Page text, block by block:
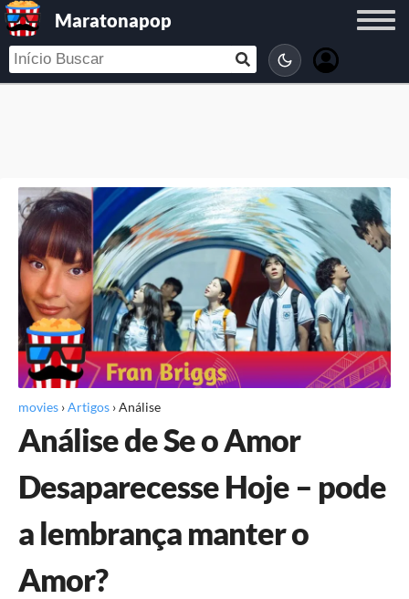
Maratonapop
movies ›Artigos ›Análise
Análise de Se o Amor
Desaparecesse Hoje – pode
a lembrança manter o
Amor?